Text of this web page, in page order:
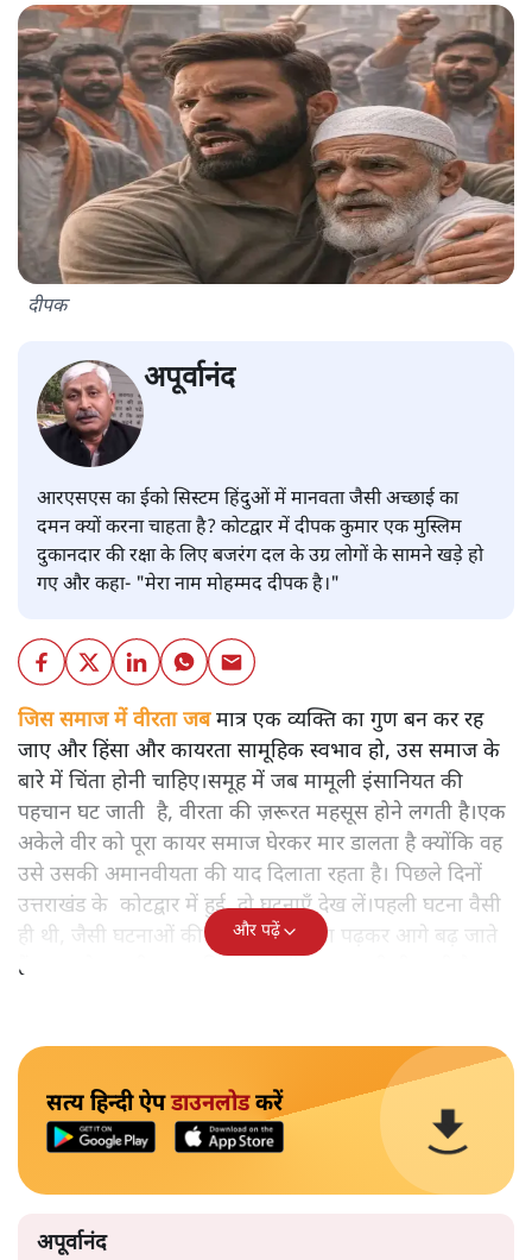
दीपक
अपूर्वानंद
आरएसएस का ईको सिस्टम हिंदुओं में मानवता जैसी अच्छाई का
दमन क्यों करना चाहता है? कोटद्वार में दीपक कुमार एक मुस्लिम
दुकानदार की रक्षा के लिए बजरंग दल के उग्र लोगों के सामने खड़े हो
गए और कहा- "मेरा नाम मोहम्मद दीपक है।"
जिस समाज में वीरता जबमात्र एक व्यक्ति का गुण बन कर रह
जाए और हिंसा और कायरता सामूहिक स्वभाव हो, उस समाज के
बारे में चिंता होनी चाहिए।समूह में जब मामूली इंसानियत की
पहचान घट जाती है, वीरता की ज़रूरत महसूस होने लगती है।एक
अकेले वीर को पूरा कायर समाज घेरकर मार डालता है क्योंकि वह
उसे उसकी अमानवीयता की याद दिलाता रहता है। पिछले दिनों
उत्तराखंड के कोटद्वार में हुई दो घटनाएँ देख लें।पहली घटना वैसी
ही थी, जैसी घटनाओं की खबर हम रोज़ाना पढ़कर आगे बढ़ जाते
हैं।भारत के तक़रीबन हर हिस्से से ऐसी खबर आती ही रहती है।
और पढ़ें
सत्य हिन्दी ऐपडाउनलोडकरें
अपूर्वानंद